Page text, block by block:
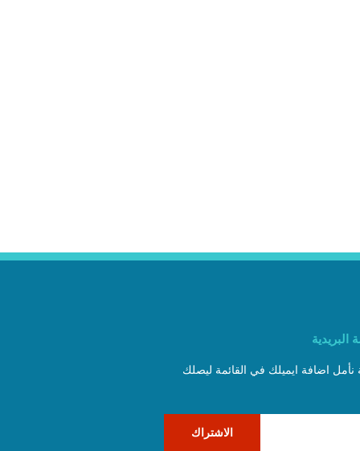
البريدية
نأمل اضافة ايميلك في القائمة ليصلك
الاشتراك